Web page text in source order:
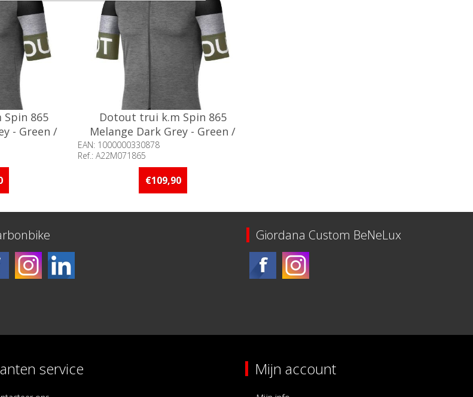
865
- Green /
Dotout trui k.m Spin 865
Melange Dark Grey - Green /
XXXL°
EAN: 1000000330878
Ref.: A22M071865
Beschikbaarheid:: Niet voorradig
€109,90
Giordana Custom BeNeLux
service Mijn account